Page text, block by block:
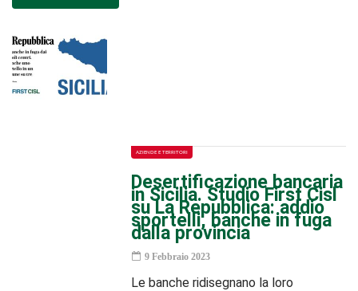
AZIENDE E TERRITORI
Desertificazione bancaria
in Sicilia. Studio First Cisl
su La Repubblica: addio
sportelli, banche in fuga
dalla provincia
9 Febbraio 2023
Le banche ridisegnano la loro